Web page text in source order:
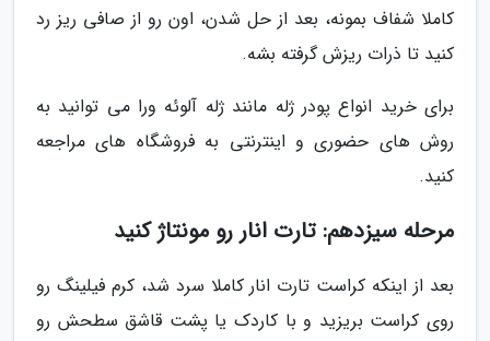
کاملا شفاف بمونه، بعد از حل شدن، اون رو از صافی ریز رد
کنید تا ذرات ریزش گرفته بشه.
برای خرید انواع پودر ژله مانند ژله آلوئه ورا می توانید به
روش های حضوری و اینترنتی به فروشگاه های مراجعه
کنید.
مرحله سیزدهم: تارت انار رو مونتاژ کنید
بعد از اینکه کراست تارت انار کاملا سرد شد، کرم فیلینگ رو
روی کراست بریزید و با کاردک یا پشت قاشق سطحش رو